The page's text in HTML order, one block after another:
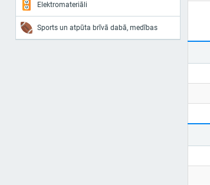
Elektromateriāli
Sports un atpūta brīvā dabā, medības